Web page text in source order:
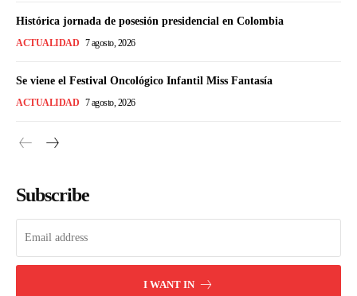
Histórica jornada de posesión presidencial en Colombia
ACTUALIDAD 7 agosto, 2026
Se viene el Festival Oncológico Infantil Miss Fantasía
ACTUALIDAD 7 agosto, 2026
Subscribe
I WANT IN